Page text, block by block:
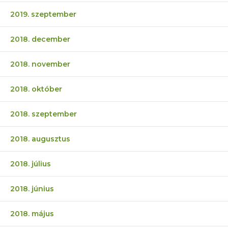
2019. szeptember
2018. december
2018. november
2018. október
2018. szeptember
2018. augusztus
2018. július
2018. június
2018. május